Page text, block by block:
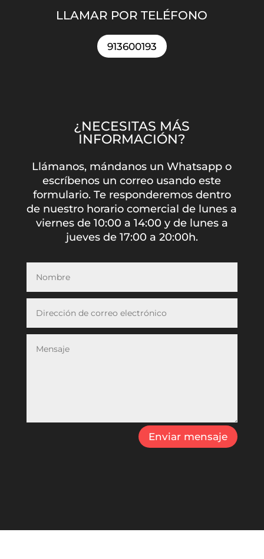
LLAMAR POR TELÉFONO
913600193
¿NECESITAS MÁS
INFORMACIÓN?
Llámanos, mándanos un Whatsapp o
escríbenos un correo usando este
formulario. Te responderemos dentro
de nuestro horario comercial de lunes a
viernes de 10:00 a 14:00 y de lunes a
jueves de 17:00 a 20:00h.
Enviar mensaje